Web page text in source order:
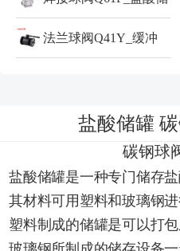
罐_球阀法兰球阀Q41Y_缓冲
盐酸储罐
碳钢球
盐酸储罐是一种专门储存
其材料可用塑料和玻璃钢
塑料制成的储罐是可以打